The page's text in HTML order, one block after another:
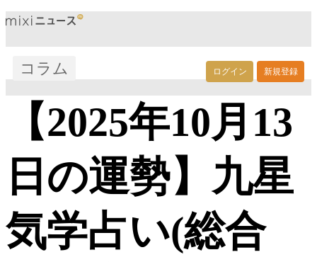
ログイン 新規登録
コラム
【2025年10月13
日の運勢】九星
気学占い(総合